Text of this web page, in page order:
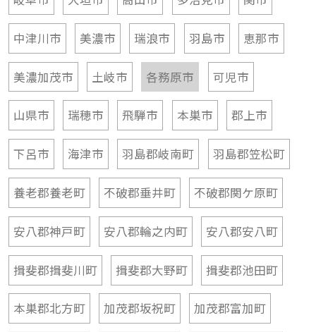
中津川市 美濃市 瑞浪市 羽島市 恵那市
美濃加茂市 土岐市 各務原市 可児市
山県市 瑞穂市 飛騨市 本巣市 郡上市
下呂市 海津市 羽島郡岐南町 羽島郡笠松町
養老郡養老町 不破郡垂井町 不破郡関ケ原町
安八郡神戸町 安八郡輪之内町 安八郡安八町
揖斐郡揖斐川町 揖斐郡大野町 揖斐郡池田町
本巣郡北方町 加茂郡坂祝町 加茂郡富加町